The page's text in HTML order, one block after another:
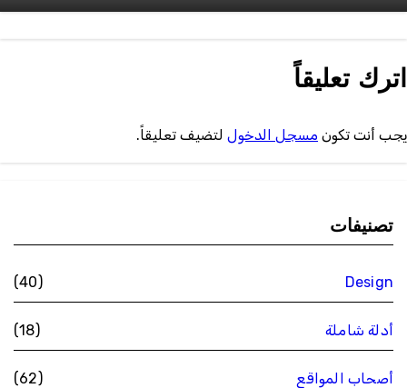
اترك تعليقاً
يجب أنت تكون مسجل الدخوللتضيف تعليقاً.
تصنيفات
Design
(40)
أدلة شاملة (18)
أصحاب المواقع (62)